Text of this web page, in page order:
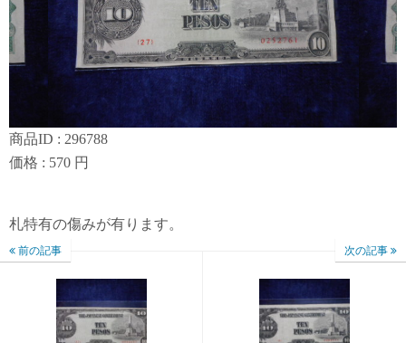
商品ID : 296788
価格 : 570 円
札特有の傷みが有ります。
前の記事 次の記事